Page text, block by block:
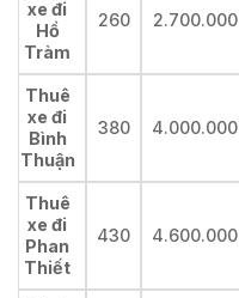
xe đi
Hồ
Tràm
260 2.700.000
Thuê
xe đi
Bình
Thuận
380 4.000.000
Thuê
xe đi
Phan
Thiết
430 4.600.000